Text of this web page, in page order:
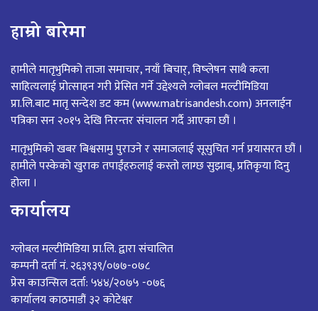
हाम्रो बारेमा
हामीले मातृभुमिको ताजा समाचार, नयाँ बिचार्, विष्लेषन साथै कला
साहित्यलाई प्रोत्साहन गरी प्रेसित गर्ने उद्देश्यले ग्लोबल मल्टीमिडिया
प्रा.लि.बाट मातृ सन्देश डट कम (www.matrisandesh.com) अनलाईन
पत्रिका सन २०१५ देखि निरन्तर संचालन गर्दै आएका छौं ।
मातृभुमिको खबर बिश्वसामु पुराउने र समाजलाई सूसुचित गर्न प्रयासरत छौं ।
हामीले पस्केको खुराक तपाईंहरुलाई कस्तो लाग्छ सुझाब्, प्रतिकृया दिनु
होला ।
कार्यालय
ग्लोबल मल्टीमिडिया प्रा.लि. द्वारा संचालित
कम्पनी दर्ता नं. २६३९३९/०७७-०७८
प्रेस काउन्सिल दर्ता: ५४४/२०७५ -०७६
कार्यालय काठमाडौं ३२ कोटेश्वर